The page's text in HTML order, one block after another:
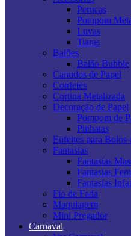
Perucas
Pompom
Luvas
Tiaras
Balões
Balão Bubble
Canudos de Papel
Confetes
Cortina Metalizada
Decoração de Papel
Pompom de
Pinhatas
Enfeites para Bolos
Fantasias
Fantasias
Fantasias
Fantasias
Fio de Fada
Maquiagem
Mini Pregador
Carnaval